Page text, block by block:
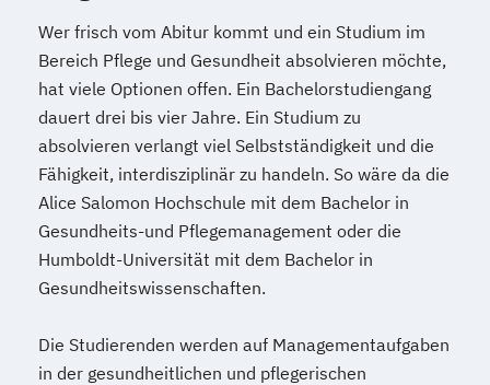
Wer frisch vom Abitur kommt und ein Studium im
Bereich Pflege und Gesundheit absolvieren möchte,
hat viele Optionen offen. Ein Bachelorstudiengang
dauert drei bis vier Jahre. Ein Studium zu
absolvieren verlangt viel Selbstständigkeit und die
Fähigkeit, interdisziplinär zu handeln. So wäre da die
Alice Salomon Hochschule mit dem Bachelor in
Gesundheits-und Pflegemanagement oder die
Humboldt-Universität mit dem Bachelor in
Gesundheitswissenschaften.
Die Studierenden werden auf Managementaufgaben
in der gesundheitlichen und pflegerischen